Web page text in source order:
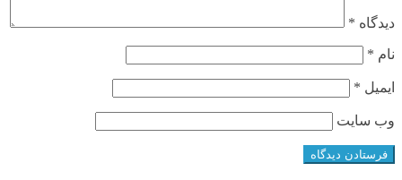
دیدگاه *
نام *
ایمیل *
وب‌ سایت